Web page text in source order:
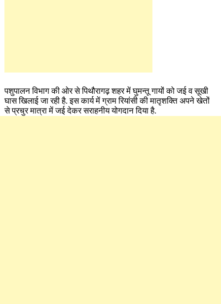
पशुपालन विभाग की ओर से पिथौरागढ़ शहर में घुमन्तू गायों को जई व सूखी
घास खिलाई जा रही है. इस कार्य में ग्राम रियांसी की मातृशक्ति अपने खेतों
से प्रचुर मात्रा में जई देकर सराहनीय योगदान दिया है.